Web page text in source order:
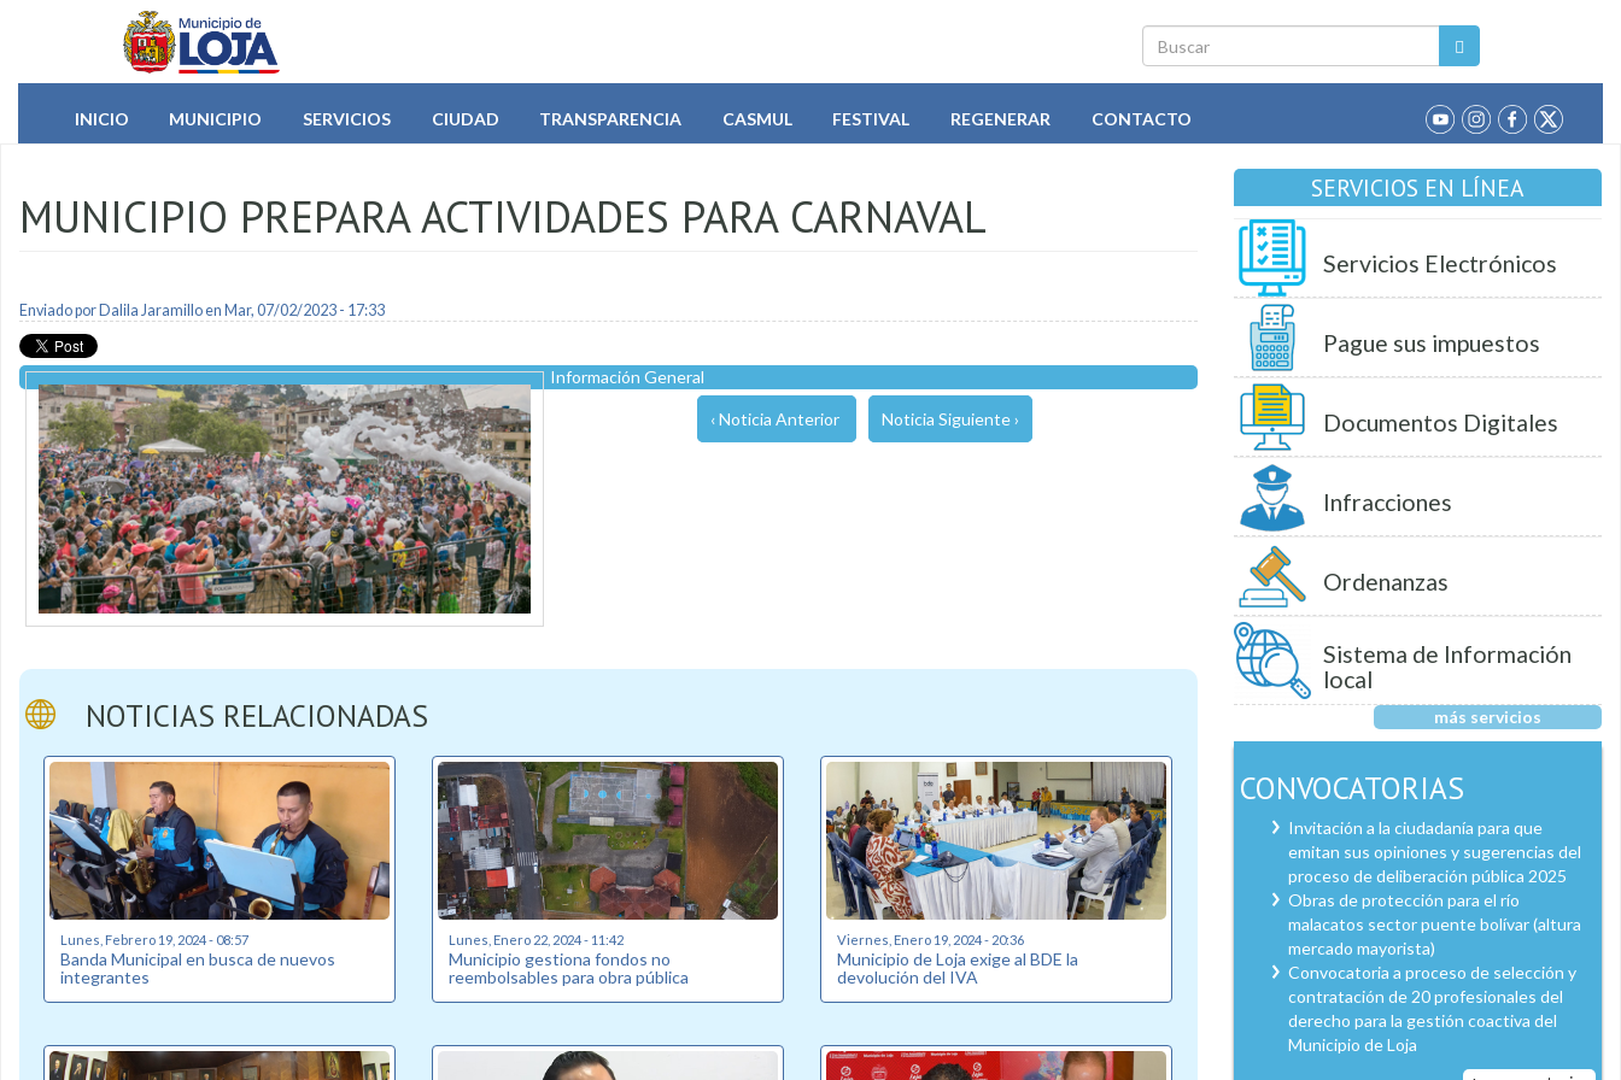
Pasar al contenido principal
Buscar
INICIO
MUNICIPIO SERVICIOS CIUDAD TRANSPARENCIA CASMUL FESTIVAL REGENERAR CONTACTO
MUNICIPIO PREPARA ACTIVIDADES PARA CARNAVAL
Enviado por Dalila Jaramilloen Mar, 07/02/2023 - 17:33
Información General
‹ Noticia Anterior Noticia Siguiente ›
NOTICIAS RELACIONADAS
Lunes, Febrero 19, 2024 - 08:57
Banda Municipal en busca de nuevos
integrantes
Lunes, Enero 22, 2024 - 11:42
Municipio gestiona fondos no
reembolsables para obra pública
Viernes, Enero 19, 2024 - 20:36
Municipio de Loja exige al BDE la
devolución del IVA
SERVICIOS EN LÍNEA
Servicios Electrónicos
Pague sus impuestos
Documentos Digitales
Infracciones
Ordenanzas
Sistema de Información
local
más servicios
CONVOCATORIAS
Invitación a la ciudadanía para que
emitan sus opiniones y sugerencias del
proceso de deliberación pública 2025
Obras de protección para el río
malacatos sector puente bolívar (altura
mercado mayorista)
Convocatoria a proceso de selección y
contratación de 20 profesionales del
derecho para la gestión coactiva del
Municipio de Loja